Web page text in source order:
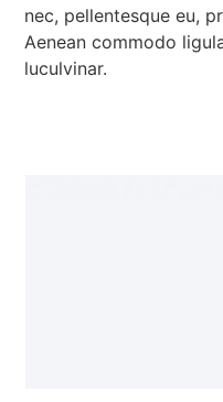
nec, pellentesque eu,
Aenean commodo
luculvinar.